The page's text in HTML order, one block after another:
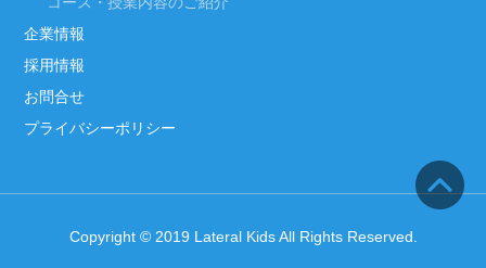
企業情報
採用情報
お問合せ
プライバシーポリシー
Copyright © 2019 Lateral Kids All Rights Reserved.